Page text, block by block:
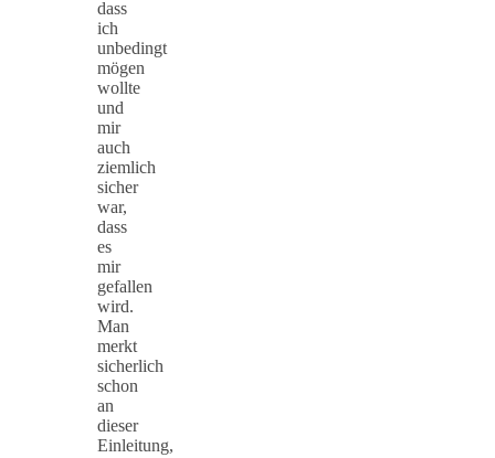
dass
ich
unbedingt
mögen
wollte
und
mir
auch
ziemlich
sicher
war,
dass
es
mir
gefallen
wird.
Man
merkt
sicherlich
schon
an
dieser
Einleitung,